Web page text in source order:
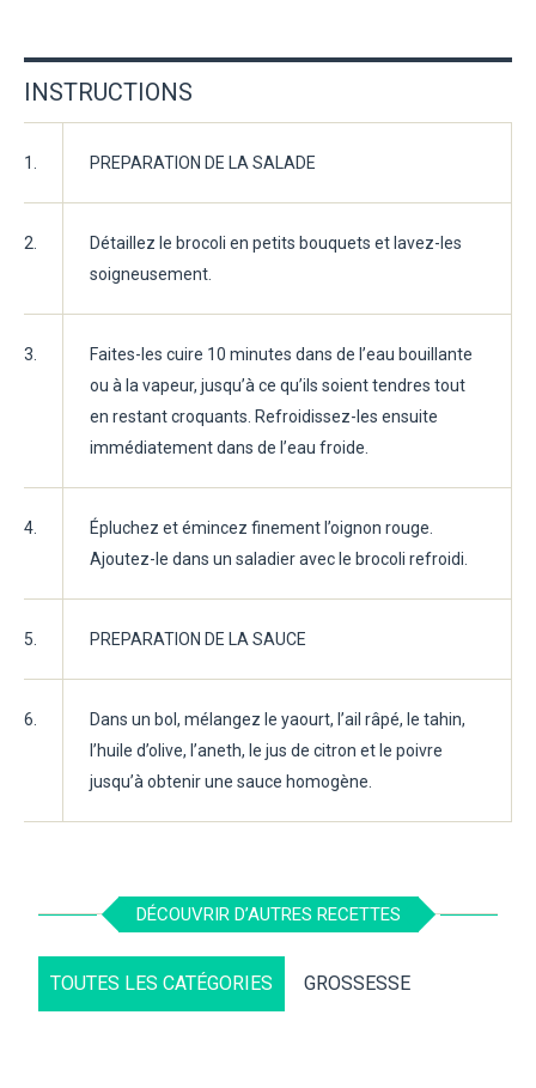
INSTRUCTIONS
1. PREPARATION DE LA SALADE
2.
Détaillez le brocoli en petits bouquets et lavez-les
soigneusement.
3.
Faites-les cuire 10 minutes dans de l’eau bouillante
ou à la vapeur, jusqu’à ce qu’ils soient tendres tout
en restant croquants. Refroidissez-les ensuite
immédiatement dans de l’eau froide.
4.
Épluchez et émincez finement l’oignon rouge.
Ajoutez-le dans un saladier avec le brocoli refroidi.
5. PREPARATION DE LA SAUCE
6.
Dans un bol, mélangez le yaourt, l’ail râpé, le tahin,
l’huile d’olive, l’aneth, le jus de citron et le poivre
jusqu’à obtenir une sauce homogène.
DÉCOUVRIR D’AUTRES RECETTES
TOUTES LES CATÉGORIES GROSSESSE